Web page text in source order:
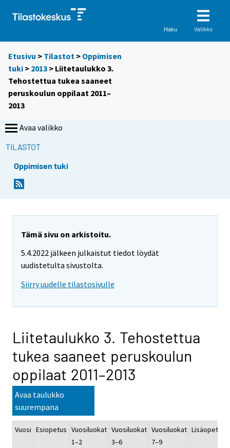
Haku Valikko
Etusivu > Tilastot > Oppimisen
tuki > 2013 > Liitetaulukko 3.
Tehostettua tukea saaneet
peruskoulun oppilaat 2011–
2013
Avaa valikko
TILASTOT
Oppimisen tuki
Tämä sivu on arkistoitu.
5.4.2022 jälkeen julkaistut tiedot löydät
uudistetulta sivustolta.
Siirry uudelle tilastosivulle
Liitetaulukko 3. Tehostettua
tukea saaneet peruskoulun
oppilaat 2011–2013
Avaa taulukko
suurempana
Vuosi Esiopetus Vuosiluokat
1–2
Vuosiluokat
3–6
Vuosiluokat
7–9
Lisäopetus